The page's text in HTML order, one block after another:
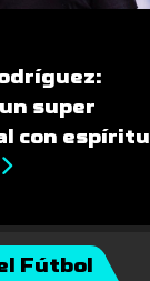
super
con espíritu
Fútbol